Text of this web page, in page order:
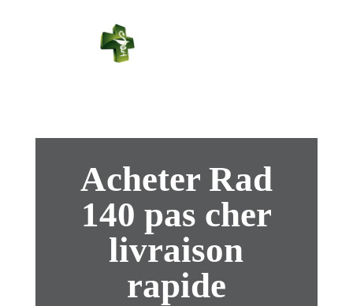
Acheter Rad
140 pas cher
livraison
rapide